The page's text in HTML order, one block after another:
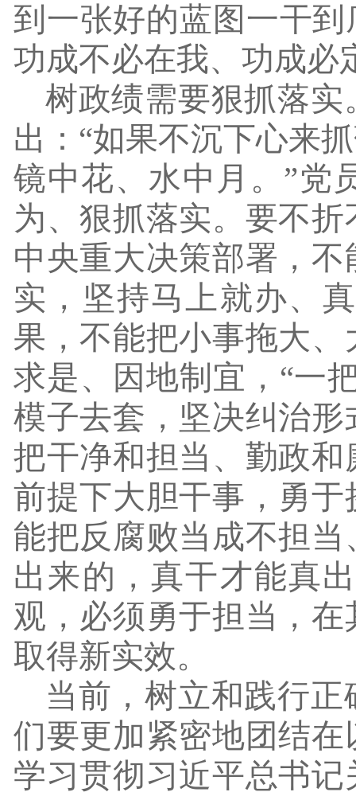
到一张好的蓝图一干
功成不必在我、功成必
树政绩需要狠抓落
出： “如果不沉下心来
镜中花、水中月。”党
为、狠抓落实。要不
中央重大决策部署，
实，坚持马上就办、
果，不能把小事拖大
求是、因地制宜，“一
模子去套，坚决纠治
把干净和担当、勤政
前提下大胆干事，勇
能把反腐败当成不担
出来的，真干才能真
观，必须勇于担当，
取得新实效。
当前，树立和践行
们要更加紧密地团结
学习贯彻习近平总书